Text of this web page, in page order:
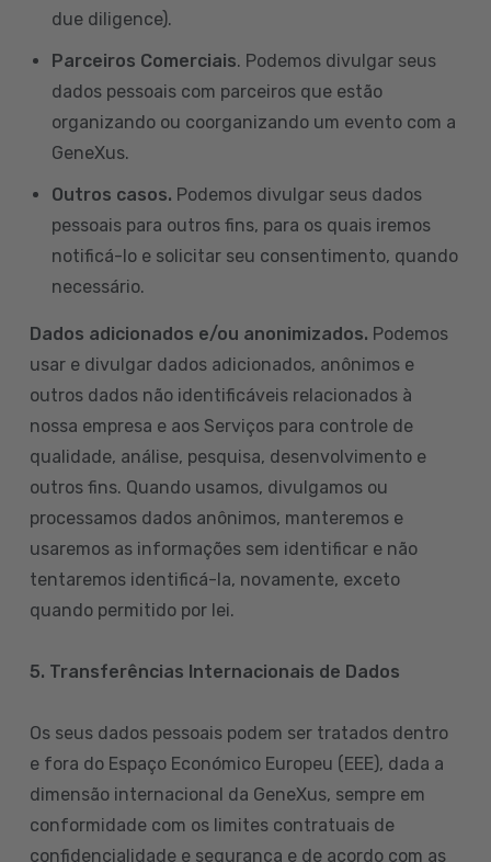
due diligence).
Parceiros Comerciais. Podemos divulgar seus
dados pessoais com parceiros que estão
organizando ou coorganizando um evento com a
GeneXus.
Outros casos. Podemos divulgar seus dados
pessoais para outros fins, para os quais iremos
notificá-lo e solicitar seu consentimento, quando
necessário.
Dados adicionados e/ou anonimizados. Podemos
usar e divulgar dados adicionados, anônimos e
outros dados não identificáveis relacionados à
nossa empresa e aos Serviços para controle de
qualidade, análise, pesquisa, desenvolvimento e
outros fins. Quando usamos, divulgamos ou
processamos dados anônimos, manteremos e
usaremos as informações sem identificar e não
tentaremos identificá-la, novamente, exceto
quando permitido por lei.
5. Transferências Internacionais de Dados
Os seus dados pessoais podem ser tratados dentro
e fora do Espaço Económico Europeu (EEE), dada a
dimensão internacional da GeneXus, sempre em
conformidade com os limites contratuais de
confidencialidade e segurança e de acordo com as